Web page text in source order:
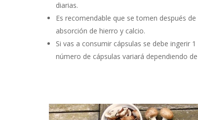
diarias.
Es recomendable que se tomen después
absorción de hierro y calcio.
Si vas a consumir cápsulas se debe ingerir
número de cápsulas variará dependiendo